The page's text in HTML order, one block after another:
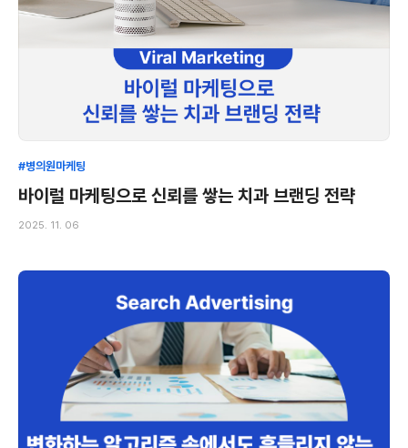
#병의원마케팅
바이럴 마케팅으로 신뢰를 쌓는 치과 브랜딩 전략
2025. 11. 06